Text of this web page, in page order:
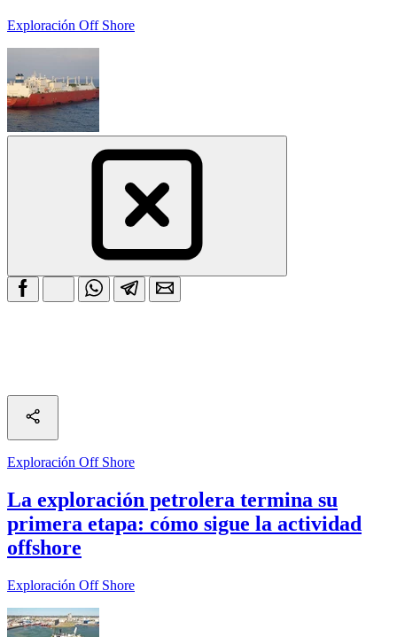
Exploración Off Shore
Exploración Off Shore
La exploración petrolera termina su
primera etapa: cómo sigue la actividad
offshore
Exploración Off Shore